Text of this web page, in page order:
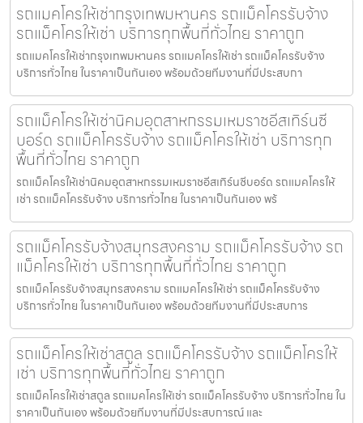
รถแมคโครให้เช่ากรุงเทพมหานคร รถแม็คโครรับจ้าง
รถแม็คโครให้เช่า บริการทุกพื้นที่ทั่วไทย ราคาถูก
รถแมคโครให้เช่ากรุงเทพมหานคร รถแมคโครให้เช่า รถแม็คโครรับจ้าง
บริการทั่วไทย ในราคาเป็นกันเอง พร้อมด้วยทีมงานที่มีประสบกา
รถแม็คโครให้เช่านิคมอุตสาหกรรมเหมราชอีสเทิร์นซี
บอร์ด รถแม็คโครรับจ้าง รถแม็คโครให้เช่า บริการทุก
พื้นที่ทั่วไทย ราคาถูก
รถแม็คโครให้เช่านิคมอุตสาหกรรมเหมราชอีสเทิร์นซีบอร์ด รถแมคโครให้
เช่า รถแม็คโครรับจ้าง บริการทั่วไทย ในราคาเป็นกันเอง พร้
รถแม็คโครรับจ้างสมุทรสงคราม รถแม็คโครรับจ้าง รถ
แม็คโครให้เช่า บริการทุกพื้นที่ทั่วไทย ราคาถูก
รถแม็คโครรับจ้างสมุทรสงคราม รถแมคโครให้เช่า รถแม็คโครรับจ้าง
บริการทั่วไทย ในราคาเป็นกันเอง พร้อมด้วยทีมงานที่มีประสบการ
รถแม็คโครให้เช่าสตูล รถแม็คโครรับจ้าง รถแม็คโครให้
เช่า บริการทุกพื้นที่ทั่วไทย ราคาถูก
รถแม็คโครให้เช่าสตูล รถแมคโครให้เช่า รถแม็คโครรับจ้าง บริการทั่วไทย ใน
ราคาเป็นกันเอง พร้อมด้วยทีมงานที่มีประสบการณ์ และ